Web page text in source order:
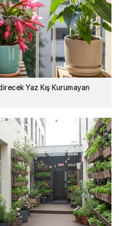
Yaz Kış Kurumayan